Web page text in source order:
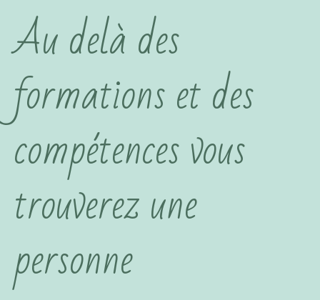
Au delà des
formations et des
compétences vous
trouverez une
personne